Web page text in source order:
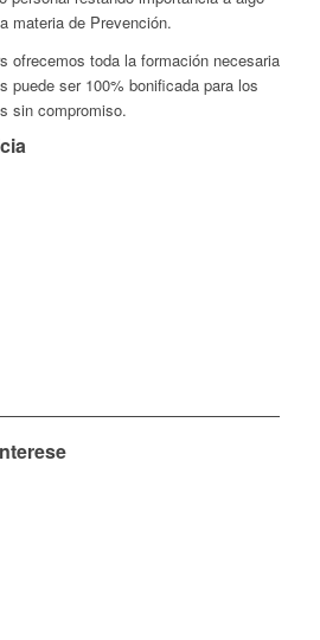
materia de Prevención.
ofrecemos toda la formación necesaria
puede ser 100% bonificada para los
sin compromiso.